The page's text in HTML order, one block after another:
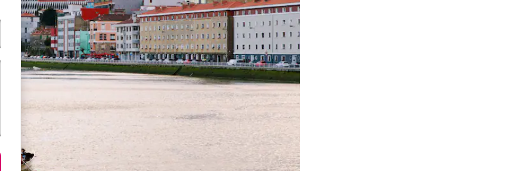
met je de pijltjestoetsen omhoog en omlaag, óf door te tikken of swipen.